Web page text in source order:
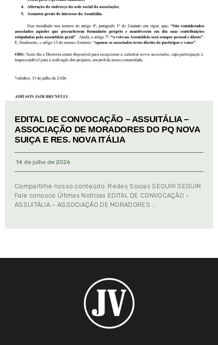
EDITAL DE CONVOCAÇÃO – ASSUITÁLIA –
ASSOCIAÇÃO DE MORADORES DO PQ NOVA
SUIÇA E RES. NOVA ITÁLIA
14 de julho de 2026
Compartilhe nosso conteúdo: Redes Socias SEGUIR SEGUIR
Fale conosco Últimas Notícias EDITAL DE CONVOCAÇÃO –
ASSUITÁLIA – ASSOCIAÇÃO DE MORADORES …